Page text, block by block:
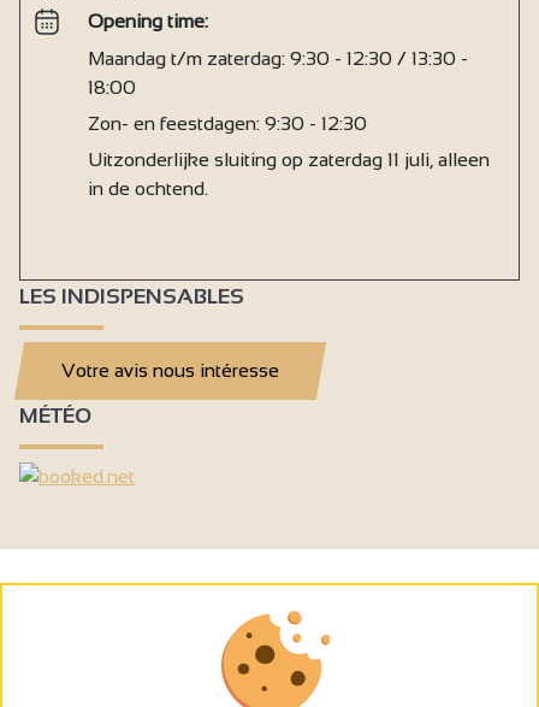
Opening time:
Maandag t/m zaterdag: 9:30 - 12:30 / 13:30 -
18:00
Zon- en feestdagen: 9:30 - 12:30
Uitzonderlijke sluiting op zaterdag 11 juli, alleen
in de ochtend.
LES INDISPENSABLES
Votre avis nous intéresse
MÉTÉO